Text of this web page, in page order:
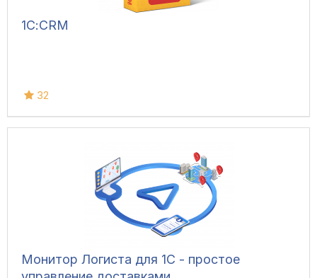
1С:CRM
32
Монитор Логиста для 1С - простое